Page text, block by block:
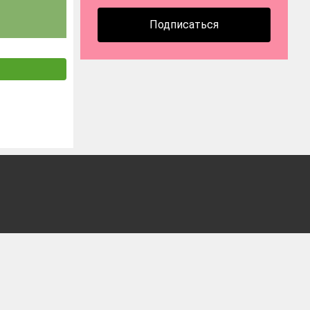
Подписаться